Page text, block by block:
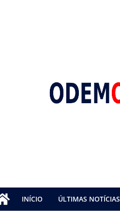
INÍCIO ÚLTIMAS NOTÍCIAS